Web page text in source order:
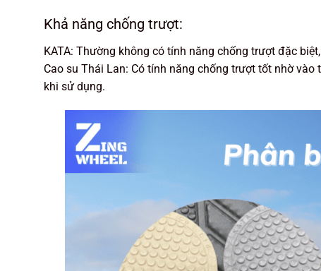
Khả năng chống trượt:
KATA: Thường không có tính năng chống trượt đặc
Cao su Thái Lan: Có tính năng chống trượt tốt nhờ
khi sử dụng.